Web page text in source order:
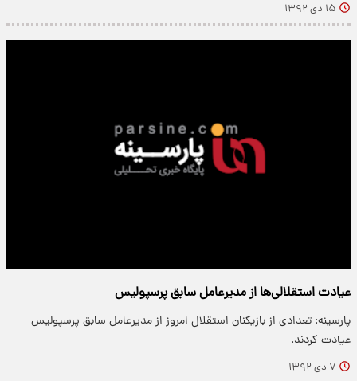
۱۵ دی ۱۳۹۲
عیادت استقلالی‌ها از مدیرعامل سابق پرسپولیس
پارسینه: تعدادی از بازیکنان استقلال امروز از مدیرعامل سابق پرسپولیس
عیادت کردند.
۷ دی ۱۳۹۲